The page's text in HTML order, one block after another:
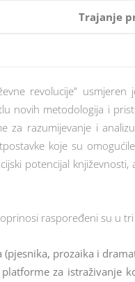
Trajanje
revolucije”
novih metodologija i
za razumijevanje i
koje su
potencijal
raspoređeni su u
prozaika i
za istraživanje